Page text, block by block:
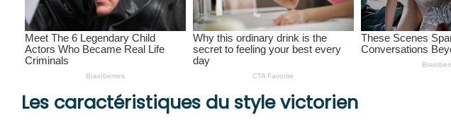
Les caractéristiques du style victorien